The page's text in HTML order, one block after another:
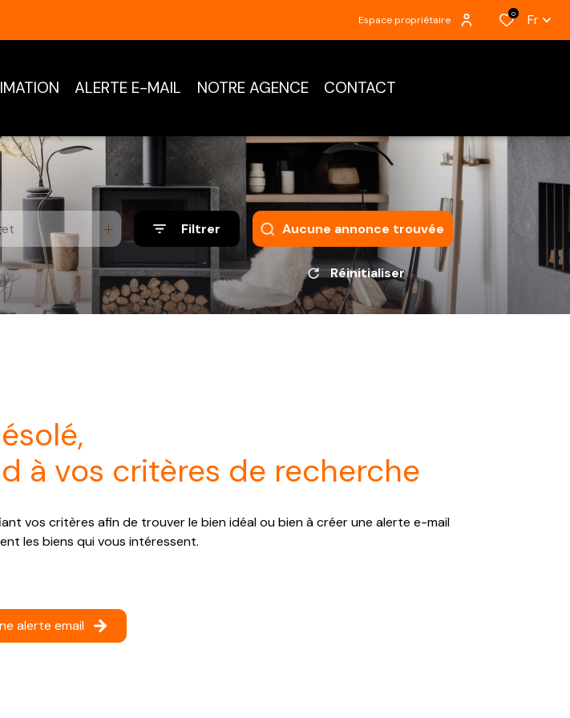
Espace propriétaire
0 Fr
ALERTE E-MAIL NOTRE AGENCE CONTACT
Filtrer Aucune annonce trouvée
Réinitialiser
désolé,
à vos critères de recherche
vos critères afin de trouver le bien idéal ou bien à créer une alerte e-mail
les biens qui vous intéressent.
alerte email